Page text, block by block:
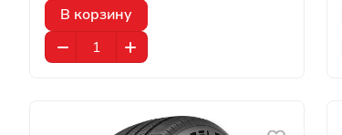
В корзину